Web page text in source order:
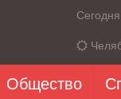
Общество